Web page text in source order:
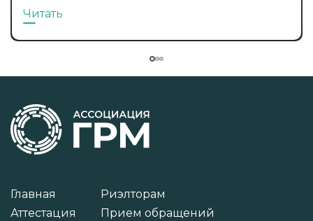
Читать
Главная
Аттестация
Риэлторам
Прием обращений